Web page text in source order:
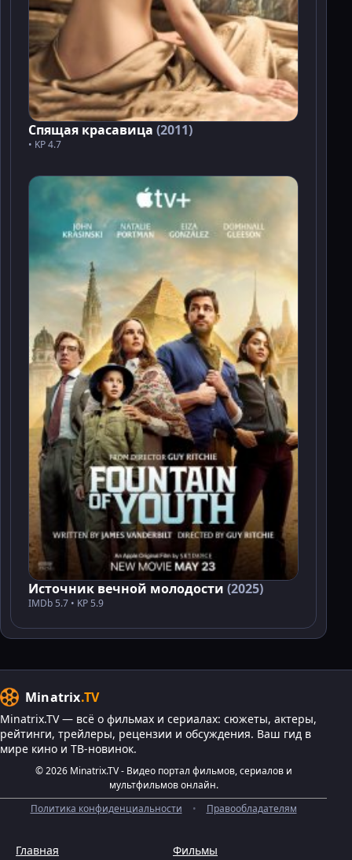
Спящая красавица (2011)
• KP 4.7
Источник вечной молодости (2025)
IMDb 5.7 • KP 5.9
Minatrix.TV
Minatrix.TV — всё о фильмах и сериалах: сюжеты, актеры,
рейтинги, трейлеры, рецензии и обсуждения. Ваш гид в
мире кино и ТВ-новинок.
© 2026 Minatrix.TV - Видео портал фильмов, сериалов и
мультфильмов онлайн.
Политика конфиденциальности
• Правообладателям
Главная Фильмы